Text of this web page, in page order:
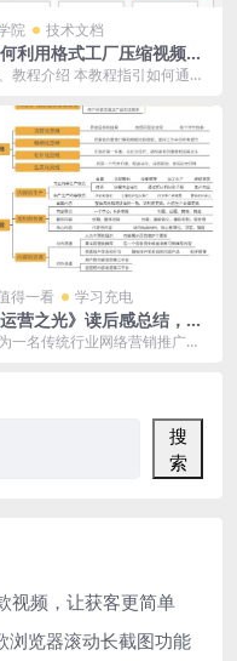
院 技术文档
利用格式工厂压缩视频大
教程介绍 本教程指引如何通过
注意】需要先...
得一看 学习充电
运营之光》读后感总结，附
书思维导图
一名传统行业网络营销推广的
搜
索
视频，让获客更简单
浏览器滚动长截图功能